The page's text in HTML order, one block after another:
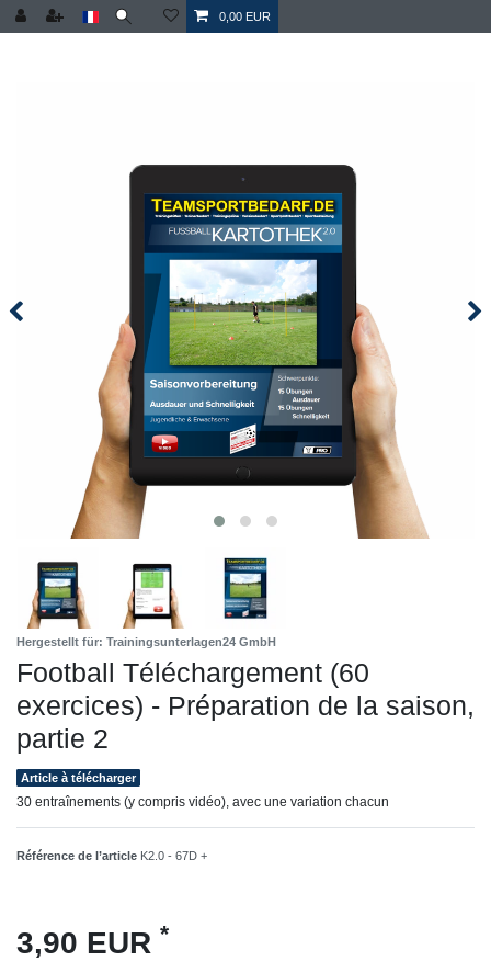
0,00 EUR
Hergestellt für: Trainingsunterlagen24 GmbH
Football Téléchargement (60
exercices) - Préparation de la saison,
partie 2
Article à télécharger
30 entraînements (y compris vidéo), avec une variation chacun
Référence de l’article K2.0 - 67D +
3,90 EUR *